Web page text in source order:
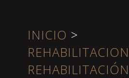
INICIO >
REHABILITACIÓN